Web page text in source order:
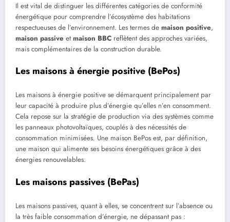
Il est vital de distinguer les différentes catégories de conformité
énergétique pour comprendre l’écosystème des habitations
respectueuses de l’environnement. Les termes de maison positive,
maison passive etmaison BBC reflètent des approches variées,
mais complémentaires de la construction durable.
Les maisons à énergie positive (BePos)
Les maisons à énergie positive se démarquent principalement par
leur capacité à produire plus d’énergie qu’elles n’en consomment.
Cela repose sur la stratégie de production via des systèmes comme
les panneaux photovoltaïques, couplés à des nécessités de
consommation minimisées. Une maison BePos est, par définition,
une maison qui alimente ses besoins énergétiques grâce à des
énergies renouvelables.
Les maisons passives (BePas)
Les maisons passives, quant à elles, se concentrent sur l’absence ou
la très faible consommation d’énergie, ne dépassant pas :